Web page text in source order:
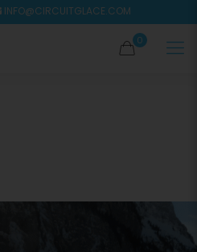
INFO@CIRCUITGLACE.COM
0